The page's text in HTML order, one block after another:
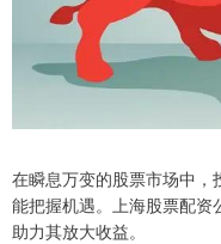
在瞬息万变的股票市场中
能把握机遇。上海股票配资
助力其放大收益。